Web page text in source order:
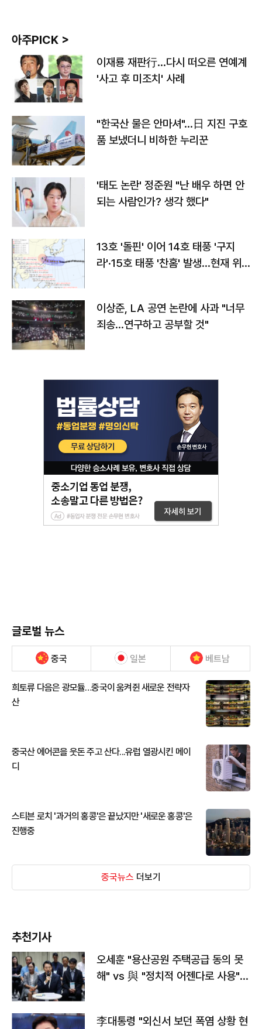
아주PICK >
이재룡 재판行…다시 떠오른 연예계
'사고 후 미조치' 사례
"한국산 물은 안마셔"…日 지진 구호
품 보냈더니 비하한 누리꾼
'태도 논란' 정준원 "난 배우 하면 안
되는 사람인가? 생각 했다"
13호 '돌핀' 이어 14호 태풍 '구지
라'·15호 태풍 '찬홈' 발생…현재 위
이상준, LA 공연 논란에 사과 "너무
죄송…연구하고 공부할 것"
글로벌 뉴스
중국 일본 베트남
희토류 다음은 광모듈…중국이 움켜쥔 새로운 전략자
산
중국산 에어콘을 웃돈 주고 산다...유럽 열광시킨 메이
디
스티븐 로치 '과거의 홍콩'은 끝났지만 '새로운 홍콩'은
진행중
중국뉴스 더보기
추천기사
오세훈 "용산공원 주택공급 동의 못
해" vs 與 "정치적 어젠다로 사용"
李대통령 "외신서 보던 폭염 상황 현